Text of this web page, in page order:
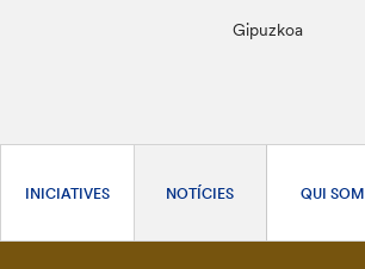
Gipuzkoa
INICIATIVES NOTÍCIES QUI SOM